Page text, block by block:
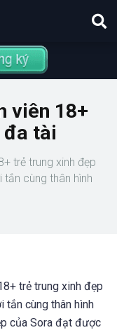
viên 18+
đa tài
trẻ trung xinh đẹp
cùng thân hình
trẻ trung xinh đẹp
tắn cùng thân hình
của Sora đạt được